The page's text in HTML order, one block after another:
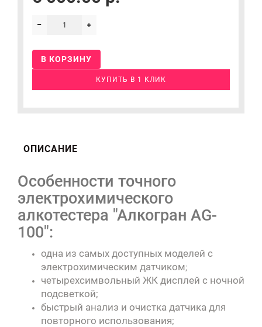
В КОРЗИНУ
КУПИТЬ В 1 КЛИК
ОПИСАНИЕ
Особенности точного
электрохимического
алкотестера "Алкогран AG-
100":
одна из самых доступных моделей с
электрохимическим датчиком;
четырехсимвольный ЖК дисплей с ночной
подсветкой;
быстрый анализ и очистка датчика для
повторного использования;